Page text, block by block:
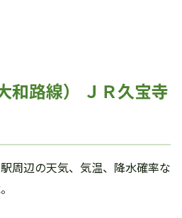
和路線） ＪＲ久宝寺
周辺の天気、気温、降水確率な